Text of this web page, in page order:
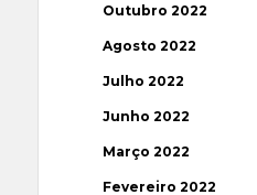
Outubro 2022
Agosto 2022
Julho 2022
Junho 2022
Março 2022
Fevereiro 2022